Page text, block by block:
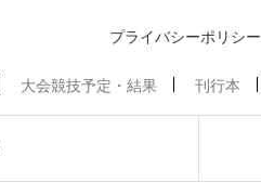
プライバシーポリシー
大会競技予定・結果 刊行本